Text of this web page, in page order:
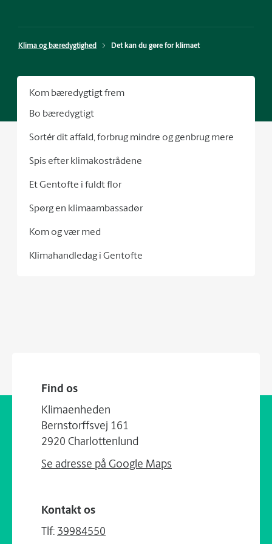
Klima og bæredygtighed Det kan du gøre for klimaet
Kom bæredygtigt frem
Bo bæredygtigt
Sortér dit affald, forbrug mindre og genbrug mere
Spis efter klimakostrådene
Et Gentofte i fuldt flor
Spørg en klimaambassadør
Kom og vær med
Klimahandledag i Gentofte
Find os
Klimaenheden
Bernstorffsvej 161
2920 Charlottenlund
Se adresse på Google Maps
Kontakt os
Tlf: 39984550